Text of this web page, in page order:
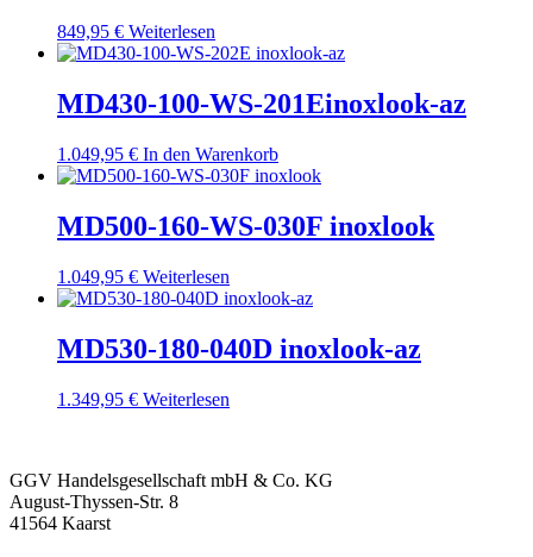
849,95 € Weiterlesen
MD430-100-WS-201Einoxlook-az
1.049,95 € In den Warenkorb
MD500-160-WS-030F inoxlook
1.049,95 € Weiterlesen
MD530-180-040D inoxlook-az
1.349,95 € Weiterlesen
GGV Handelsgesellschaft mbH & Co. KG
August-Thyssen-Str. 8
41564 Kaarst